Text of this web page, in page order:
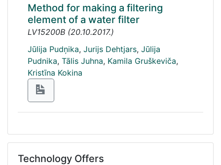
Method for making a filtering
element of a water filter
LV15200B (20.10.2017.)
Jūlija Pudņika, Jurijs Dehtjars, Jūlija
Pudnika, Tālis Juhna, Kamila Gruškeviča,
Kristīna Kokina
Technology Offers